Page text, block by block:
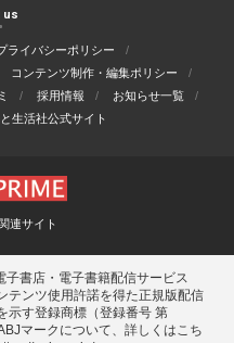
us
ライバシーポリシー
コンテンツ制作・編集ポリシー
採用情報
お知らせ一覧
生活社公式サイト
連サイト
子書店・電子書籍配信サービス
テンツ使用許諾を得た正規版配信
示す登録商標（登録番号 第
マークについて、詳しくはこち